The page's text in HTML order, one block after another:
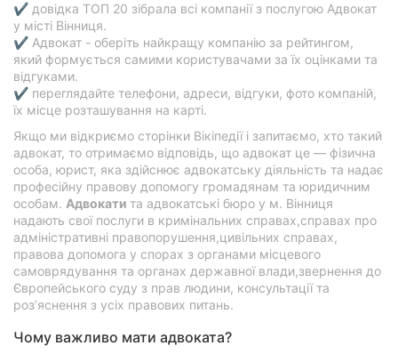
✔ довідка ТОП 20 зібрала всі компанії з послугою Адвокат
у місті Вінниця.
✔ Адвокат - оберіть найкращу компанію за рейтингом,
який формується самими користувачами за їх оцінками та
відгуками.
✔ переглядайте телефони, адреси, відгуки, фото компаній,
їх місце розташування на карті.
Якщо ми відкриємо сторінки Вікіпедії і запитаємо, хто такий
адвокат, то отримаємо відповідь, що адвокат це — фізична
особа, юрист, яка здійснює адвокатську діяльність та надає
професійну правову допомогу громадянам та юридичним
особам. Адвокати та адвокатські бюро у м. Вінниця
надають свої послуги в кримінальних справах,справах про
адміністративні правопорушення,цивільних справах,
правова допомога у спорах з органами місцевого
самоврядування та органах державної влади,звернення до
Європейського суду з прав людини, консультації та
роз’яснення з усіх правових питань.
Чому важливо мати адвоката?